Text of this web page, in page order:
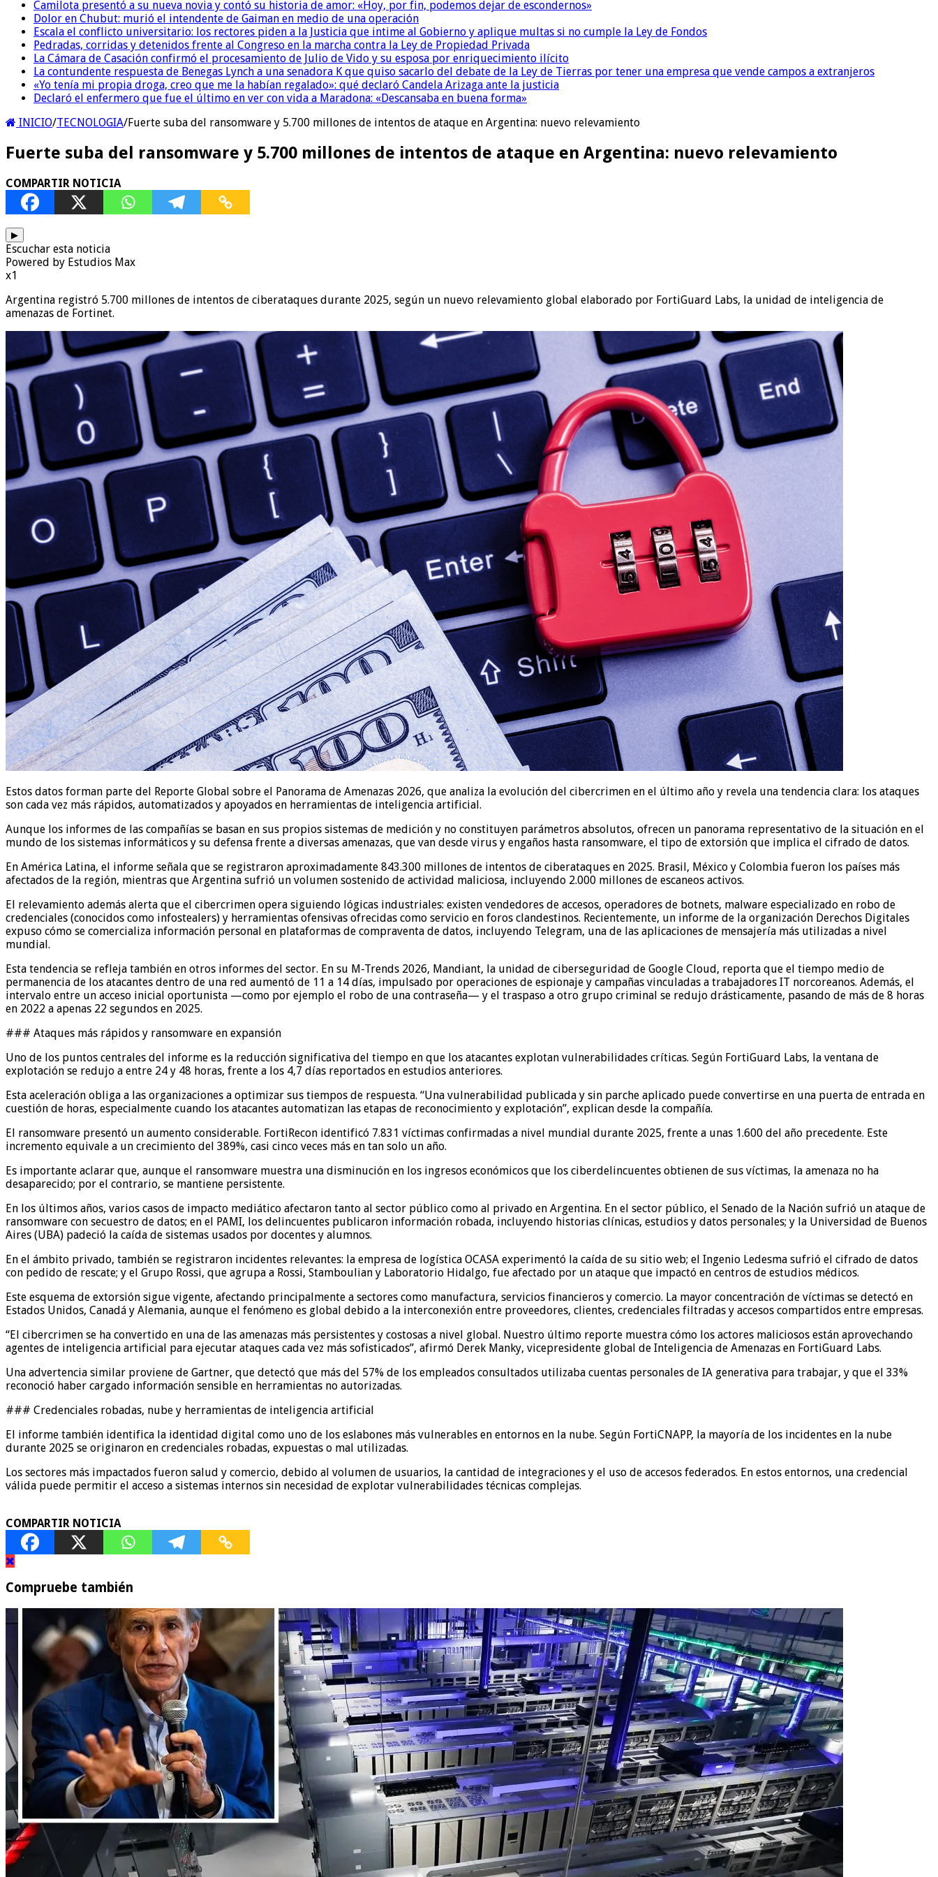
Camilota presentó a su nueva novia y contó su historia de amor: «Hoy, por fin, podemos dejar de escondernos»
Dolor en Chubut: murió el intendente de Gaiman en medio de una operación
Escala el conflicto universitario: los rectores piden a la Justicia que intime al Gobierno y aplique multas si no cumple la Ley de Fondos
Pedradas, corridas y detenidos frente al Congreso en la marcha contra la Ley de Propiedad Privada
La Cámara de Casación confirmó el procesamiento de Julio de Vido y su esposa por enriquecimiento ilícito
La contundente respuesta de Benegas Lynch a una senadora K que quiso sacarlo del debate de la Ley de Tierras por tener una empresa que vende campos a extranjeros
«Yo tenía mi propia droga, creo que me la habían regalado»: qué declaró Candela Arizaga ante la justicia
Declaró el enfermero que fue el último en ver con vida a Maradona: «Descansaba en buena forma»
INICIO/TECNOLOGIA/Fuerte suba del ransomware y 5.700 millones de intentos de ataque en Argentina: nuevo relevamiento
Fuerte suba del ransomware y 5.700 millones de intentos de ataque en Argentina: nuevo relevamiento
COMPARTIR NOTICIA
▶
Escuchar esta noticia
Powered by Estudios Max
x1
Argentina registró 5.700 millones de intentos de ciberataques durante 2025, según un nuevo relevamiento global elaborado por FortiGuard Labs, la unidad de inteligencia de
amenazas de Fortinet.
Estos datos forman parte del Reporte Global sobre el Panorama de Amenazas 2026, que analiza la evolución del cibercrimen en el último año y revela una tendencia clara: los ataques
son cada vez más rápidos, automatizados y apoyados en herramientas de inteligencia artificial.
Aunque los informes de las compañías se basan en sus propios sistemas de medición y no constituyen parámetros absolutos, ofrecen un panorama representativo de la situación en el
mundo de los sistemas informáticos y su defensa frente a diversas amenazas, que van desde virus y engaños hasta ransomware, el tipo de extorsión que implica el cifrado de datos.
En América Latina, el informe señala que se registraron aproximadamente 843.300 millones de intentos de ciberataques en 2025. Brasil, México y Colombia fueron los países más
afectados de la región, mientras que Argentina sufrió un volumen sostenido de actividad maliciosa, incluyendo 2.000 millones de escaneos activos.
El relevamiento además alerta que el cibercrimen opera siguiendo lógicas industriales: existen vendedores de accesos, operadores de botnets, malware especializado en robo de
credenciales (conocidos como infostealers) y herramientas ofensivas ofrecidas como servicio en foros clandestinos. Recientemente, un informe de la organización Derechos Digitales
expuso cómo se comercializa información personal en plataformas de compraventa de datos, incluyendo Telegram, una de las aplicaciones de mensajería más utilizadas a nivel
mundial.
Esta tendencia se refleja también en otros informes del sector. En su M-Trends 2026, Mandiant, la unidad de ciberseguridad de Google Cloud, reporta que el tiempo medio de
permanencia de los atacantes dentro de una red aumentó de 11 a 14 días, impulsado por operaciones de espionaje y campañas vinculadas a trabajadores IT norcoreanos. Además, el
intervalo entre un acceso inicial oportunista —como por ejemplo el robo de una contraseña— y el traspaso a otro grupo criminal se redujo drásticamente, pasando de más de 8 horas
en 2022 a apenas 22 segundos en 2025.
### Ataques más rápidos y ransomware en expansión
Uno de los puntos centrales del informe es la reducción significativa del tiempo en que los atacantes explotan vulnerabilidades críticas. Según FortiGuard Labs, la ventana de
explotación se redujo a entre 24 y 48 horas, frente a los 4,7 días reportados en estudios anteriores.
Esta aceleración obliga a las organizaciones a optimizar sus tiempos de respuesta. “Una vulnerabilidad publicada y sin parche aplicado puede convertirse en una puerta de entrada en
cuestión de horas, especialmente cuando los atacantes automatizan las etapas de reconocimiento y explotación”, explican desde la compañía.
El ransomware presentó un aumento considerable. FortiRecon identificó 7.831 víctimas confirmadas a nivel mundial durante 2025, frente a unas 1.600 del año precedente. Este
incremento equivale a un crecimiento del 389%, casi cinco veces más en tan solo un año.
Es importante aclarar que, aunque el ransomware muestra una disminución en los ingresos económicos que los ciberdelincuentes obtienen de sus víctimas, la amenaza no ha
desaparecido; por el contrario, se mantiene persistente.
En los últimos años, varios casos de impacto mediático afectaron tanto al sector público como al privado en Argentina. En el sector público, el Senado de la Nación sufrió un ataque de
ransomware con secuestro de datos; en el PAMI, los delincuentes publicaron información robada, incluyendo historias clínicas, estudios y datos personales; y la Universidad de Buenos
Aires (UBA) padeció la caída de sistemas usados por docentes y alumnos.
En el ámbito privado, también se registraron incidentes relevantes: la empresa de logística OCASA experimentó la caída de su sitio web; el Ingenio Ledesma sufrió el cifrado de datos
con pedido de rescate; y el Grupo Rossi, que agrupa a Rossi, Stamboulian y Laboratorio Hidalgo, fue afectado por un ataque que impactó en centros de estudios médicos.
Este esquema de extorsión sigue vigente, afectando principalmente a sectores como manufactura, servicios financieros y comercio. La mayor concentración de víctimas se detectó en
Estados Unidos, Canadá y Alemania, aunque el fenómeno es global debido a la interconexión entre proveedores, clientes, credenciales filtradas y accesos compartidos entre empresas.
“El cibercrimen se ha convertido en una de las amenazas más persistentes y costosas a nivel global. Nuestro último reporte muestra cómo los actores maliciosos están aprovechando
agentes de inteligencia artificial para ejecutar ataques cada vez más sofisticados”, afirmó Derek Manky, vicepresidente global de Inteligencia de Amenazas en FortiGuard Labs.
Una advertencia similar proviene de Gartner, que detectó que más del 57% de los empleados consultados utilizaba cuentas personales de IA generativa para trabajar, y que el 33%
reconoció haber cargado información sensible en herramientas no autorizadas.
### Credenciales robadas, nube y herramientas de inteligencia artificial
El informe también identifica la identidad digital como uno de los eslabones más vulnerables en entornos en la nube. Según FortiCNAPP, la mayoría de los incidentes en la nube
durante 2025 se originaron en credenciales robadas, expuestas o mal utilizadas.
Los sectores más impactados fueron salud y comercio, debido al volumen de usuarios, la cantidad de integraciones y el uso de accesos federados. En estos entornos, una credencial
válida puede permitir el acceso a sistemas internos sin necesidad de explotar vulnerabilidades técnicas complejas.
COMPARTIR NOTICIA
Compruebe también